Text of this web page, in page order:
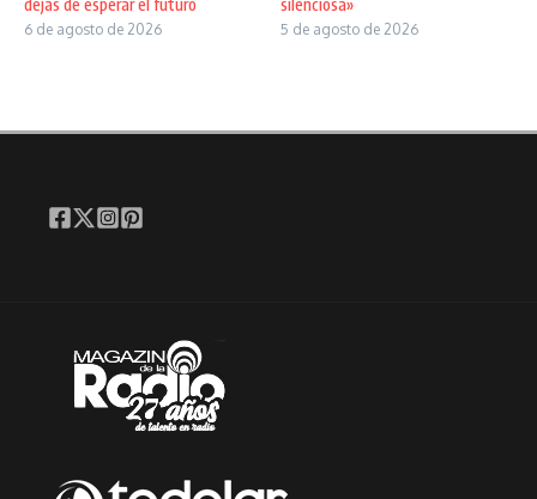
dejas de esperar el futuro
6 de agosto de 2026
silenciosa»
5 de agosto de 2026